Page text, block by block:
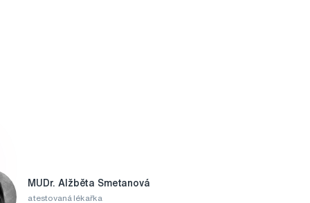
MUDr. Alžběta Smetanová
atestovaná lékařka